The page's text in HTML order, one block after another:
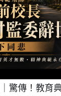
驚傳！教育